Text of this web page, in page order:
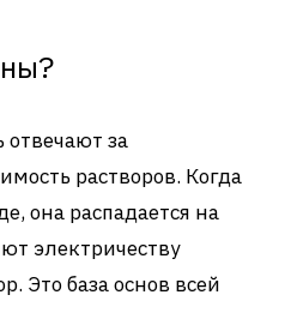
за
растворов. Когда
она распадается на
электричеству
Это база основ всей